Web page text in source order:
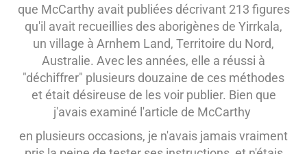
que McCarthy avait publiées décrivant 213 figures
qu'il avait recueillies des aborigènes de Yirrkala,
un village à Arnhem Land, Territoire du Nord,
Australie. Avec les années, elle a réussi à
"déchiffrer" plusieurs douzaine de ces méthodes
et était désireuse de les voir publier. Bien que
j'avais examiné l'article de McCarthy
en plusieurs occasions, je n'avais jamais vraiment